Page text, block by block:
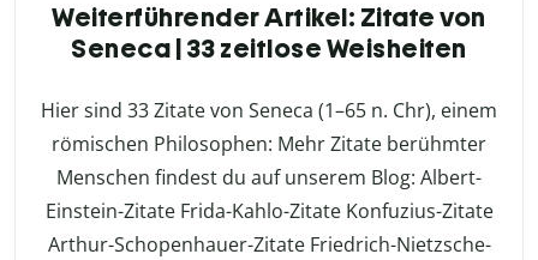
Weiterführender Artikel: Zitate von
Seneca | 33 zeitlose Weisheiten
Hier sind 33 Zitate von Seneca (1–65 n. Chr), einem
römischen Philosophen: Mehr Zitate berühmter
Menschen findest du auf unserem Blog: Albert-
Einstein-Zitate Frida-Kahlo-Zitate Konfuzius-Zitate
Arthur-Schopenhauer-Zitate Friedrich-Nietzsche-